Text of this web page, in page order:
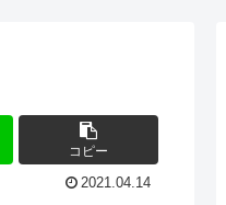
コピー
2021.04.14